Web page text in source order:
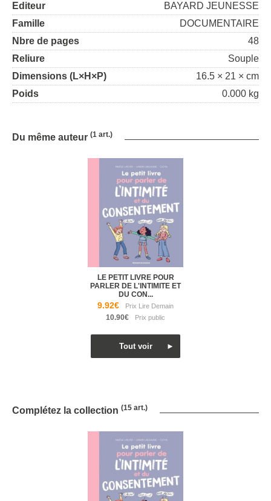
Editeur
BAYARD JEUNESSE
Famille
DOCUMENTAIRE
Nbre de pages
48
Reliure
Souple
Dimensions (L×H×P)
16.5 × 21 × cm
Poids
0.000 kg
Du même auteur (1 art.)
LE PETIT LIVRE POUR
PARLER DE L'INTIMITE ET
DU CON...
9.92€
10.90€
Complétez la collection (15 art.)